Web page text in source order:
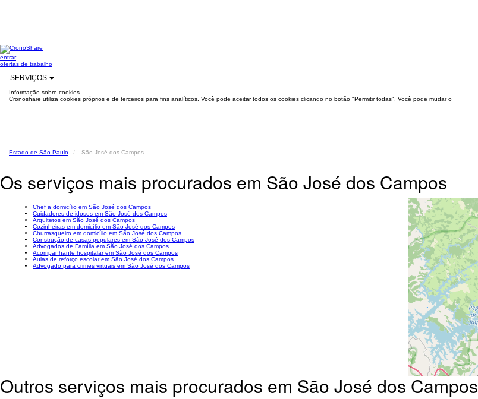
entrar
ofertas de trabalho
SERVIÇOS
Informação sobre cookies
Cronoshare utiliza cookies próprios e de terceiros para fins analíticos. Você pode aceitar todos os cookies clicando no botão "Permitir todas". Você pode mudar o
Estado de São Paulo São José dos Campos
Os serviços mais procurados em São José dos Campos
Chef a domicílio em São José dos Campos
Cuidadores de idosos em São José dos Campos
Arquitetos em São José dos Campos
Cozinheiras em domicílio em São José dos Campos
Churrasqueiro em domicílio em São José dos Campos
Construção de casas populares em São José dos Campos
Advogados de Família em São José dos Campos
Acompanhante hospitalar em São José dos Campos
Aulas de reforço escolar em São José dos Campos
Advogado para crimes virtuais em São José dos Campos
Outros serviços mais procurados em São José dos Campos